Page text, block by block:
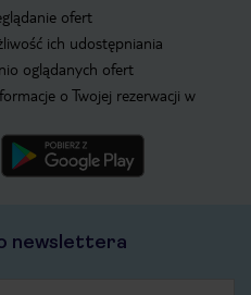
ofert
ich udostępniania
oglądanych ofert
o Twojej rezerwacji w
newslettera